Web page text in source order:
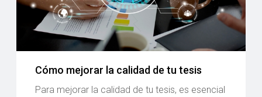
Cómo mejorar la calidad de tu tesis
Para mejorar la calidad de tu tesis, es esencial